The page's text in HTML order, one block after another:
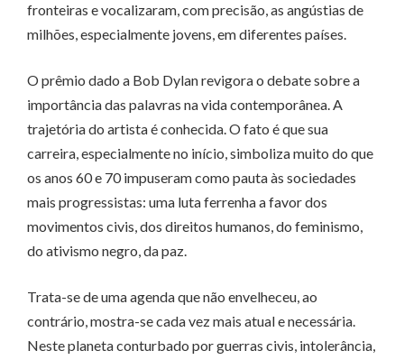
fronteiras e vocalizaram, com precisão, as angústias de
milhões, especialmente jovens, em diferentes países.
O prêmio dado a Bob Dylan revigora o debate sobre a
importância das palavras na vida contemporânea. A
trajetória do artista é conhecida. O fato é que sua
carreira, especialmente no início, simboliza muito do que
os anos 60 e 70 impuseram como pauta às sociedades
mais progressistas: uma luta ferrenha a favor dos
movimentos civis, dos direitos humanos, do feminismo,
do ativismo negro, da paz.
Trata-se de uma agenda que não envelheceu, ao
contrário, mostra-se cada vez mais atual e necessária.
Neste planeta conturbado por guerras civis, intolerância,